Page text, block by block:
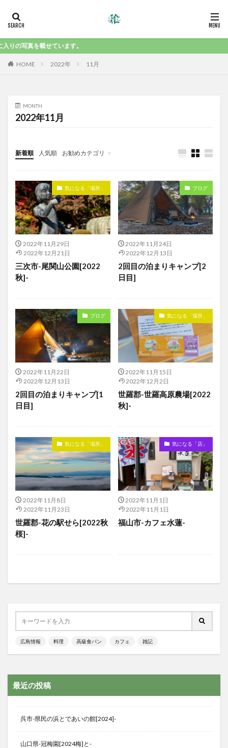
写真を載せています。
HOME 2022年 11月
MONTH
2022年11月
新着順 人気順 お勧めカテゴリ
気になる「食」
気になる「場所」
2022年11月29日
2022年12月21日
三次市-尾関山公園[2022
秋]-
ブログ
2022年11月24日
2022年12月13日
2回目の泊まりキャンプ[2
日目]
ブログ
2022年11月22日
2022年12月13日
2回目の泊まりキャンプ[1
日目]
気になる「場所」
2022年11月15日
2022年12月2日
世羅郡-世羅高原農場[2022
秋]-
気になる「場所」
2022年11月8日
2022年11月23日
世羅郡-花の駅せら[2022秋
桜]-
気になる「店」
2022年11月1日
2022年11月1日
福山市-カフェ水蓮-
広島情報 料理 高級食パン カフェ 雑記
最近の投稿
呉市-県民の浜とであいの館[2024]-
山口県-冠梅園[2024梅]と-